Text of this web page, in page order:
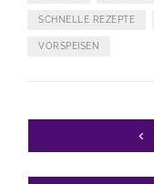
SCHNELLE REZEPTE
VORSPEISEN